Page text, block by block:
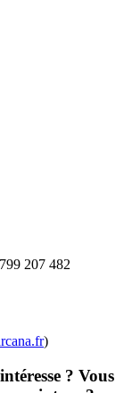
207 482
)
? Vous